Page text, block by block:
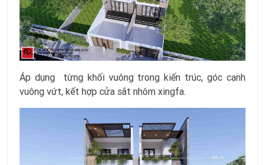
Áp dụng từng khối vuông trong kiến trúc, góc cạnh
vuông vứt, kết hợp cửa sắt nhôm xingfa.